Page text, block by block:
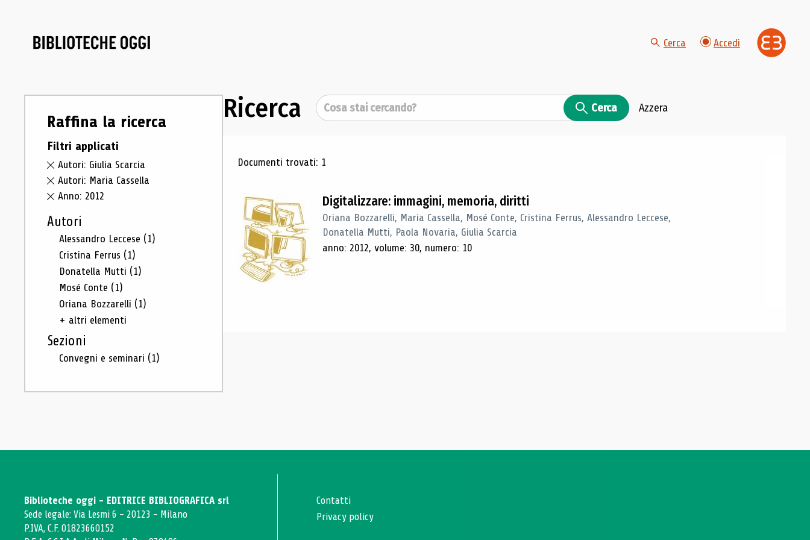
Cerca Accedi
Raffina la ricerca
Filtri applicati
Autori: Giulia Scarcia
Autori: Maria Cassella
Anno: 2012
Autori
Alessandro Leccese (1)
Cristina Ferrus (1)
Donatella Mutti (1)
Mosé Conte (1)
Oriana Bozzarelli (1)
+ altri elementi
Sezioni
Convegni e seminari (1)
Ricerca Cerca Cerca Azzera
Risultati di ricerca
Documenti trovati: 1
Digitalizzare: immagini, memoria, diritti
Oriana Bozzarelli, Maria Cassella, Mosé Conte, Cristina Ferrus, Alessandro Leccese,
Donatella Mutti, Paola Novaria, Giulia Scarcia
anno: 2012, volume: 30, numero: 10
Biblioteche oggi - EDITRICE BIBLIOGRAFICA srl
Sede legale: Via Lesmi 6 - 20123 - Milano
P.IVA, C.F. 01823660152
Contatti
Privacy policy